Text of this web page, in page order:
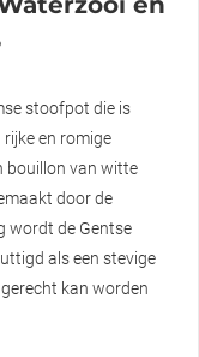
stoofpot die is
en romige
bouillon van witte
door de
wordt de Gentse
als een stevige
kan worden